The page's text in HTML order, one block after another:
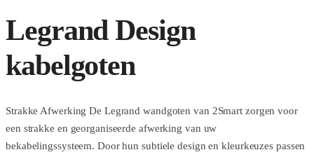
Legrand Design
kabelgoten
Strakke Afwerking De Legrand wandgoten van 2Smart zorgen voor
een strakke en georganiseerde afwerking van uw
bekabelingssysteem. Door hun subtiele design en kleurkeuzes passen